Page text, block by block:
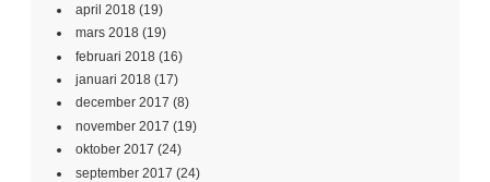
april 2018 (19)
mars 2018 (19)
februari 2018 (16)
januari 2018 (17)
december 2017 (8)
november 2017 (19)
oktober 2017 (24)
september 2017 (24)